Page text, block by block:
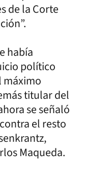
de la Corte
había
político
máximo
titular del
se señaló
el resto
Maqueda.